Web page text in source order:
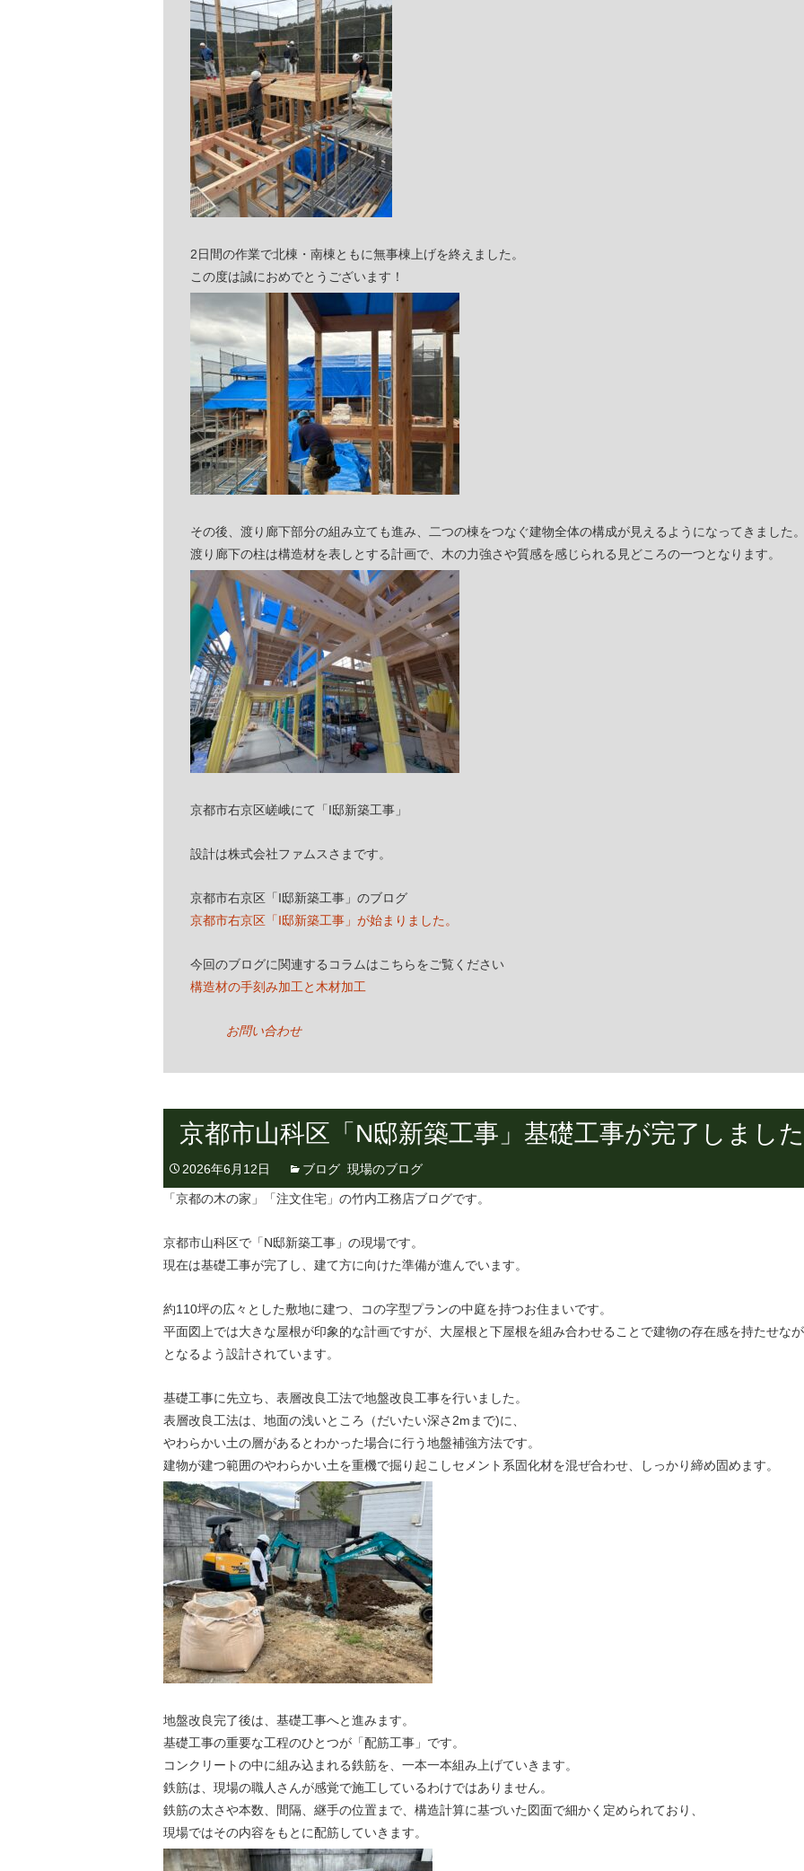
2日間の作業で北棟・南棟ともに無事棟上げを終えました。
この度は誠におめでとうございます！
その後、渡り廊下部分の組み立ても進み、二つの棟をつなぐ建物全体の構成が見えるようになってきました
渡り廊下の柱は構造材を表しとする計画で、木の力強さや質感を感じられる見どころの一つとなります。
京都市右京区嵯峨にて「I邸新築工事」
設計は株式会社ファムスさまです。
京都市右京区「I邸新築工事」のブログ
京都市右京区「I邸新築工事」が始まりました。
今回のブログに関連するコラムはこちらをご覧ください
構造材の手刻み加工と木材加工
お問い合わせ
京都市山科区「N邸新築工事」基礎工事が完了しました
2026年6月12日 ブログ 現場のブログ
「京都の木の家」「注文住宅」の竹内工務店ブログです。
京都市山科区で「N邸新築工事」の現場です。
現在は基礎工事が完了し、建て方に向けた準備が進んでいます。
約110坪の広々とした敷地に建つ、コの字型プランの中庭を持つお住まいです。
平面図上では大きな屋根が印象的な計画ですが、大屋根と下屋根を組み合わせることで建物の存在感を持たせな
となるよう設計されています。
基礎工事に先立ち、表層改良工法で地盤改良工事を行いました。
表層改良工法は、地面の浅いところ（だいたい深さ2mまで)に、
やわらかい土の層があるとわかった場合に行う地盤補強方法です。
建物が建つ範囲のやわらかい土を重機で掘り起こしセメント系固化材を混ぜ合わせ、しっかり締め固めます。
地盤改良完了後は、基礎工事へと進みます。
基礎工事の重要な工程のひとつが「配筋工事」です。
コンクリートの中に組み込まれる鉄筋を、一本一本組み上げていきます。
鉄筋は、現場の職人さんが感覚で施工しているわけではありません。
鉄筋の太さや本数、間隔、継手の位置まで、構造計算に基づいた図面で細かく定められており、
現場ではその内容をもとに配筋していきます。